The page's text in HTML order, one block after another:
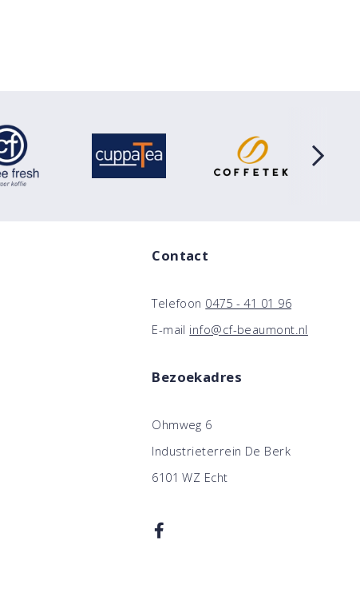
Contact
Telefoon 0475 - 41 01 96
E-mail info@cf-beaumont.nl
Bezoekadres
Ohmweg 6
Industrieterrein De Berk
6101 WZ Echt